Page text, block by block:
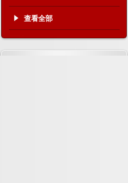
查看全部